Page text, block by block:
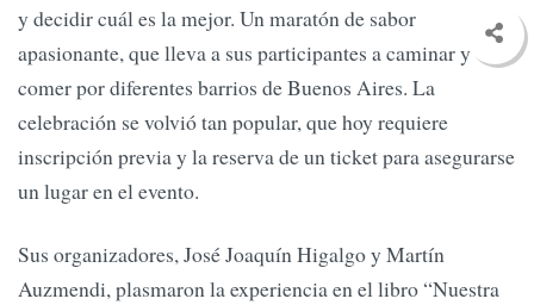
y decidir cuál es la mejor. Un maratón de sabor
apasionante, que lleva a sus participantes a caminar y
comer por diferentes barrios de Buenos Aires. La
celebración se volvió tan popular, que hoy requiere
inscripción previa y la reserva de un ticket para asegurarse
un lugar en el evento.
Sus organizadores, José Joaquín Higalgo y Martín
Auzmendi, plasmaron la experiencia en el libro “Nuestra